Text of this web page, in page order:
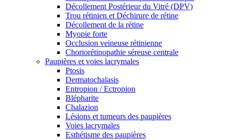
Décollement Postérieur du Vitré (DPV)
Trou rétinien et Déchirure de rétine
Décollement de la rétine
Myopie forte
Occlusion veineuse rétinienne
Choriorétinopathie séreuse centrale
Paupières et voies lacrymales
Ptosis
Dermatochalasis
Entropion / Ectropion
Blépharite
Chalazion
Lésions et tumeurs des paupières
Voies lacrymales
Esthétisme des paupières